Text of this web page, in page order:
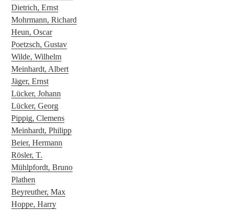
Dietrich, Ernst
Mohrmann, Richard
Heun, Oscar
Poetzsch, Gustav
Wilde, Wilhelm
Meinhardt, Albert
Jäger, Ernst
Lücker, Johann
Lücker, Georg
Pippig, Clemens
Meinhardt, Philipp
Beier, Hermann
Rösler, T.
Mühlpfordt, Bruno
Plathen
Beyreuther, Max
Hoppe, Harry